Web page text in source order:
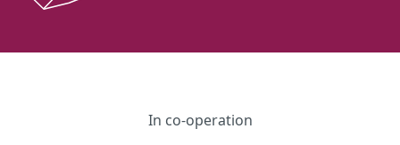
In co-operation